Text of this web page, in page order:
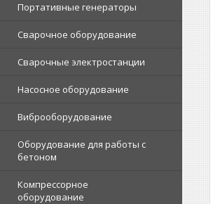
Портативные генераторы
Сварочное оборудование
Сварочные электростанции
Насосное оборудование
Виброоборудование
Оборудование для работы с
бетоном
Компрессорное
оборудование